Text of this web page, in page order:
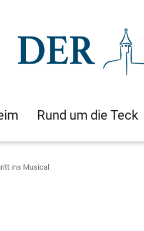
Rund um die Teck
ins Musical